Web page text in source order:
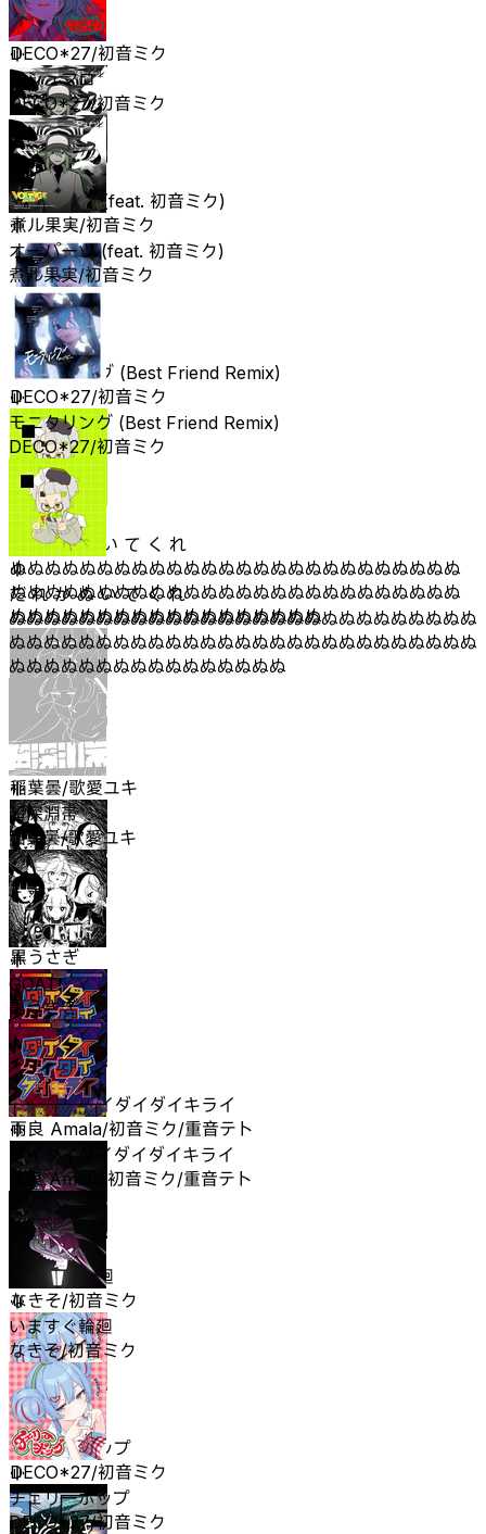
マシュマロ
DECO*27/初音ミク
オーパーツ (feat. 初音ミク)
煮ル果実/初音ミク
モニタリング (Best Friend Remix)
DECO*27/初音ミク
だ れ か ぬ い て く れ
ぬぬぬぬぬぬぬぬぬぬぬぬぬぬぬぬぬぬぬぬぬぬぬぬぬぬ
ぬぬぬぬぬぬぬぬぬぬぬぬぬぬぬぬぬぬぬぬぬぬぬぬぬぬ
ぬぬぬぬぬぬぬぬぬぬぬぬぬぬぬぬぬぬ
超深淵帯
稲葉曇/歌愛ユキ
GOAT!
黒うさぎ
ダイダイダイダイダイキライ
雨良 Amala/初音ミク/重音テト
いますぐ輪廻
なきそ/初音ミク
チェリーポップ
DECO*27/初音ミク
マシュマロ
DECO*27/初音ミク
オーパーツ (feat. 初音ミク)
煮ル果実/初音ミク
モニタリング (Best Friend Remix)
DECO*27/初音ミク
だ れ か ぬ い て く れ
ぬぬぬぬぬぬぬぬぬぬぬぬぬぬぬぬぬぬぬぬぬぬぬぬぬぬぬ
ぬぬぬぬぬぬぬぬぬぬぬぬぬぬぬぬぬぬぬぬぬぬぬぬぬぬぬ
ぬぬぬぬぬぬぬぬぬぬぬぬぬぬぬぬ
超深淵帯
稲葉曇/歌愛ユキ
GOAT!
黒うさぎ
ダイダイダイダイダイキライ
雨良 Amala/初音ミク/重音テト
いますぐ輪廻
なきそ/初音ミク
チェリーポップ
DECO*27/初音ミク